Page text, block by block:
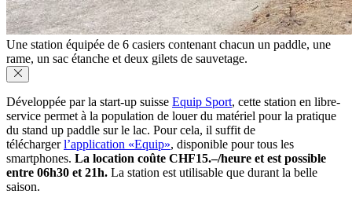
Une station équipée de 6 casiers contenant chacun un paddle, une
rame, un sac étanche et deux gilets de sauvetage.
Développée par la start-up suisse Equip Sport, cette station en libre-
service permet à la population de louer du matériel pour la pratique
du stand up paddle sur le lac. Pour cela, il suffit de
téléchargerl’application «Equip», disponible pour tous les
smartphones. La location coûte CHF15.–/heure et est possible
entre 06h30 et 21h. La station est utilisable que durant la belle
saison.